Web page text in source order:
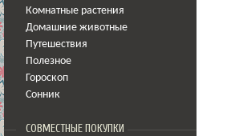
Комнатные растения
Домашние животные
Путешествия
Полезное
Гороскоп
Сонник
СОВМЕСТНЫЕ ПОКУПКИ